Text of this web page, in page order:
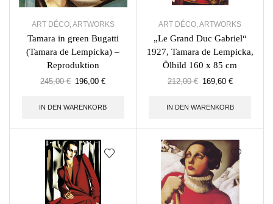
ART DÉCO,ARTWORKS
Tamara in green Bugatti
(Tamara de Lempicka) –
Reproduktion
245,00€ 196,00€
IN DEN WARENKORB
ART DÉCO,ARTWORKS
„Le Grand Duc Gabriel“
1927, Tamara de Lempicka,
Ölbild 160 x 85 cm
212,00€ 169,60 €
IN DEN WARENKORB